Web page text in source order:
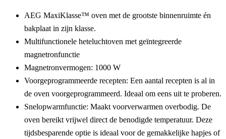
AEG MaxiKlasse™ oven met de grootste binnenruimte én
bakplaat in zijn klasse.
Multifunctionele heteluchtoven met geïntegreerde
magnetronfunctie
Magnetronvermogen: 1000 W
Voorgeprogrammeerde recepten: Een aantal recepten is al in
de oven voorgeprogrammeerd. Ideaal om eens uit te proberen.
Snelopwarmfunctie: Maakt voorverwarmen overbodig. De
oven bereikt vrijwel direct de benodigde temperatuur. Deze
tijdsbesparende optie is ideaal voor de gemakkelijke hapjes of